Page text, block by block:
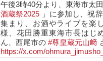
午後3時40分より、東海市太
酒蔵祭2025 」に参加し、祝
集まり、お酒やライブを楽
様、花田勝重東海市長はじ
ん、西尾市の #尊皇蔵元山﨑
https://x.com/